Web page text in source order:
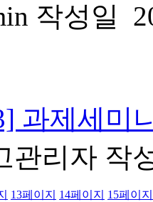
작성일
과제세미
관리자 작
13페이지 14페이지 15페이지